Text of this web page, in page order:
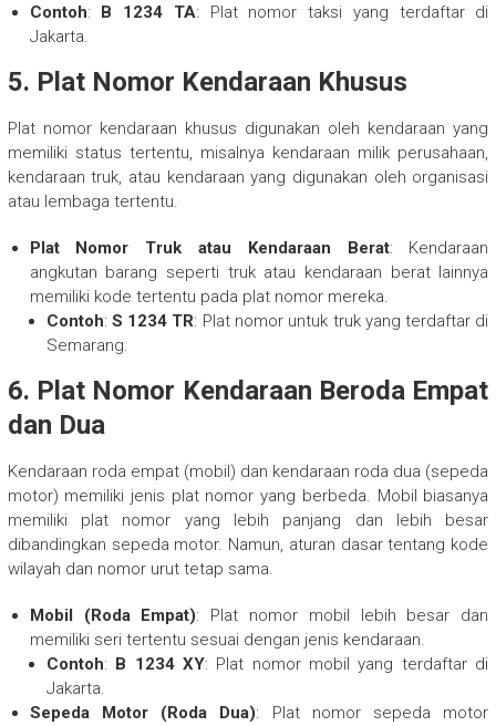
Contoh: B 1234 TA: Plat nomor taksi yang terdaftar di
Jakarta.
5. Plat Nomor Kendaraan Khusus
Plat nomor kendaraan khusus digunakan oleh kendaraan yang
memiliki status tertentu, misalnya kendaraan milik perusahaan,
kendaraan truk, atau kendaraan yang digunakan oleh organisasi
atau lembaga tertentu.
Plat Nomor Truk atau Kendaraan Berat: Kendaraan
angkutan barang seperti truk atau kendaraan berat lainnya
memiliki kode tertentu pada plat nomor mereka.
Contoh: S 1234 TR: Plat nomor untuk truk yang terdaftar di
Semarang.
6. Plat Nomor Kendaraan Beroda Empat
dan Dua
Kendaraan roda empat (mobil) dan kendaraan roda dua (sepeda
motor) memiliki jenis plat nomor yang berbeda. Mobil biasanya
memiliki plat nomor yang lebih panjang dan lebih besar
dibandingkan sepeda motor. Namun, aturan dasar tentang kode
wilayah dan nomor urut tetap sama.
Mobil (Roda Empat): Plat nomor mobil lebih besar dan
memiliki seri tertentu sesuai dengan jenis kendaraan.
Contoh: B 1234 XY: Plat nomor mobil yang terdaftar di
Jakarta.
Sepeda Motor (Roda Dua): Plat nomor sepeda motor